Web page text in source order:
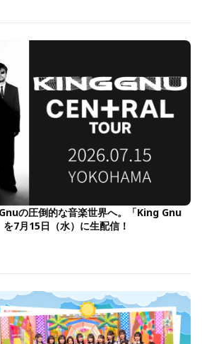
の圧倒的な音楽世界へ。「King Gnu
7月15日（水）に生配信！